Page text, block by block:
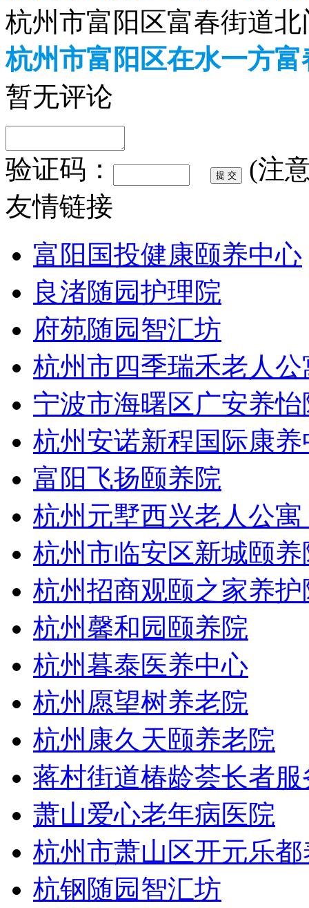
杭州市富阳区富春街道北
杭州市富阳区在水一方
暂无评论
验证码：
(注
友情链接
富阳国投健康颐养中心
良渚随园护理院
府苑随园智汇坊
杭州市四季瑞禾老人公
宁波市海曙区广安养怡
杭州安诺新程国际康养
富阳飞扬颐养院
杭州元墅西兴老人公
杭州市临安区新城颐养
杭州招商观颐之家养护
杭州馨和园颐养院
杭州暮泰医养中心
杭州愿望树养老院
杭州康久天颐养老院
蒋村街道椿龄荟长者
萧山爱心老年病医院
杭州市萧山区开元乐
杭钢随园智汇坊